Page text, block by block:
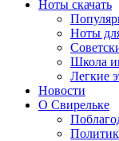
Ноты скачать
Ноты
Школа
Легкие
Новости
О Свирельке